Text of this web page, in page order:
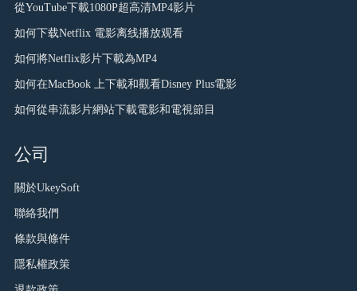
從YouTube下載1080P超高清MP4影片
如何下载Netflix 電影离线播放观看
如何將Netflix影片下載為MP4
如何在MacBook 上下載和觀看Disney Plus電影
如何從串流影片網站下載電影和電視節目
公司
關於UkeySoft
聯絡我們
條款與條件
隱私權政策